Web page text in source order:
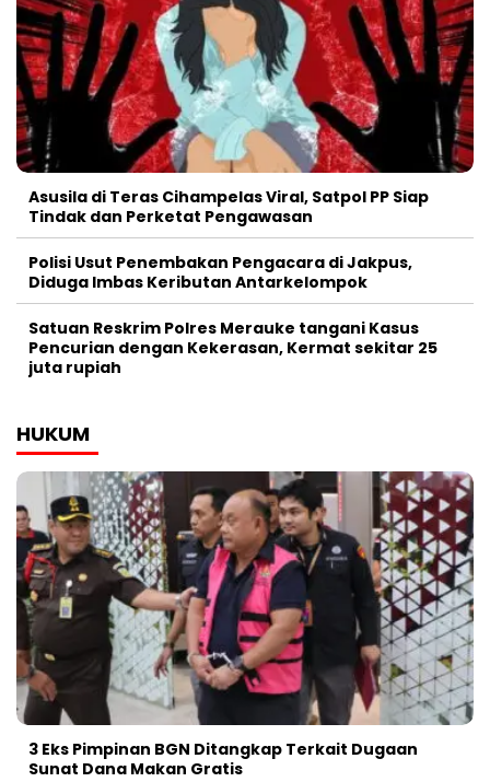
Asusila di Teras Cihampelas Viral, Satpol PP Siap
Tindak dan Perketat Pengawasan
Polisi Usut Penembakan Pengacara di Jakpus,
Diduga Imbas Keributan Antarkelompok
Satuan Reskrim Polres Merauke tangani Kasus
Pencurian dengan Kekerasan, Kermat sekitar 25
juta rupiah
HUKUM
3 Eks Pimpinan BGN Ditangkap Terkait Dugaan
Sunat Dana Makan Gratis